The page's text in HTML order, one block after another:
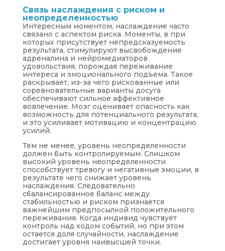
Связь наслаждения с риском и
неопределенностью
Интересным моментом, наслаждение часто
связано с аспектом риска. Моменты, в при
которых присутствует непредсказуемость
результата, стимулируют высвобождение
адреналина и нейромедиаторов
удовольствия, порождая переживание
интереса и эмоционального подъема. Такое
раскрывает, из-за чего рискованные или
соревновательные варианты досуга
обеспечивают сильное аффективное
вовлечение. Мозг оценивает опасность как
возможность для потенциального результата,
и это усиливает мотивацию и концентрацию
усилий.
Тем не менее, уровень неопределенности
должен быть контролируемым. Слишком
высокий уровень неопределенности
способствует тревогу и негативные эмоции, в
результате чего снижает уровень
наслаждения. Следовательно
сбалансированное баланс между
стабильностью и риском признается
важнейшим предпосылкой положительного
переживания. Когда индивид чувствует
контроль над ходом событий, но при этом
остается доля случайности, наслаждение
достигает уровня наивысшей точки.